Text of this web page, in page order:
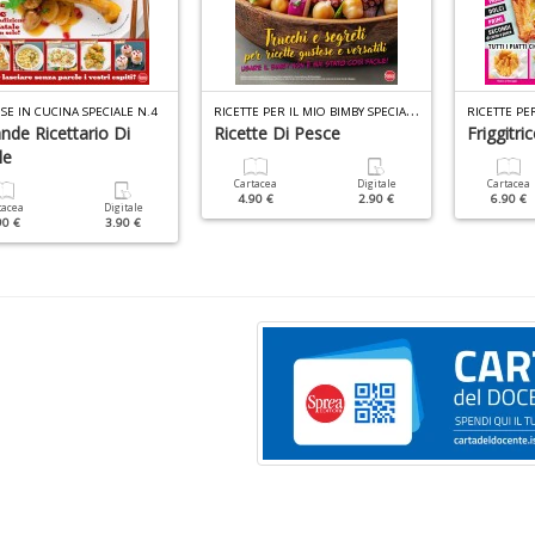
IN CUCINA SPECIALE N.4
Ricettario Di
€
Digitale
3.90 €
R
ICETTE PER IL MIO BIMBY SPECIALE N.10
Ricette Di Pesce
Cartacea
4.90 €
Digitale
2.90 €
Cartacea
6.90 €